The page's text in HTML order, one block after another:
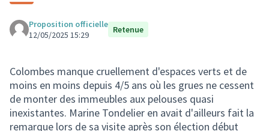
Proposition officielle
12/05/2025 15:29
Retenue
Colombes manque cruellement d'espaces verts et de
moins en moins depuis 4/5 ans où les grues ne cessent
de monter des immeubles aux pelouses quasi
inexistantes. Marine Tondelier en avait d'ailleurs fait la
remarque lors de sa visite après son élection début